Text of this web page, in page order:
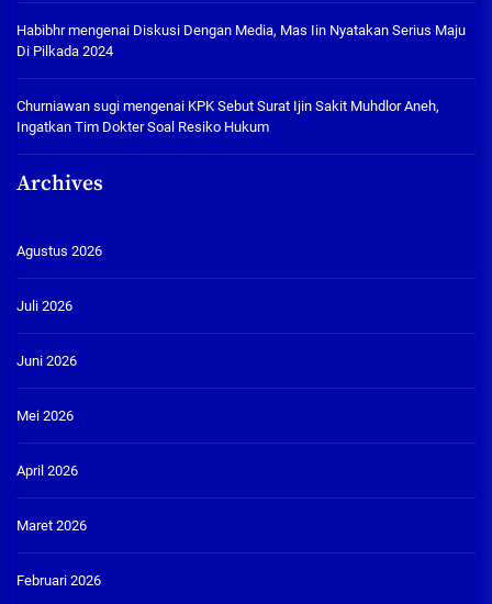
Habibhrmengenai Diskusi Dengan Media, Mas Iin Nyatakan Serius Maju
Di Pilkada 2024
Churniawan sugi mengenai KPK Sebut Surat Ijin Sakit Muhdlor Aneh,
Ingatkan Tim Dokter Soal Resiko Hukum
Archives
Agustus 2026
Juli 2026
Juni 2026
Mei 2026
April 2026
Maret 2026
Februari 2026